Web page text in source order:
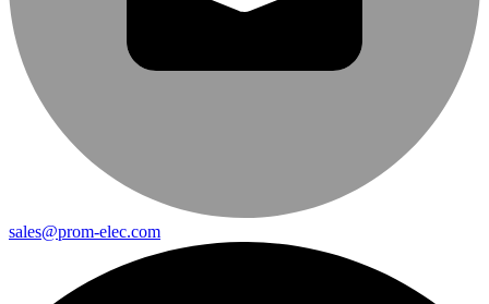
sales@prom-elec.com